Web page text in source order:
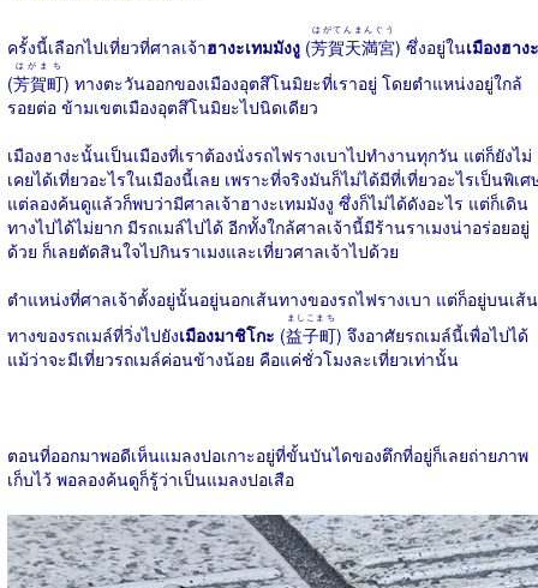
ครั้งนี้เลือกไปเที่ยวที่ศาลเจ้าฮางะเทมมังงู (芳賀天満宮
はがてんまんぐう
) ซึ่งอยู่ในเมืองฮางะ
(芳賀町
はがまち
) ทางตะวันออกของเมืองอุตสึโนมิยะที่เราอยู่ โดยตำแหน่งอยู่ใกล้
รอยต่อ ข้ามเขตเมืองอุตสึโนมิยะไปนิดเดียว
เมืองฮางะนั้นเป็นเมืองที่เราต้องนั่งรถไฟรางเบาไปทำงานทุกวัน แต่ก็ยังไม่
เคยได้เที่ยวอะไรในเมืองนี้เลย เพราะที่จริงมันก็ไม่ได้มีที่เที่ยวอะไรเป็นพิเศ
แต่ลองค้นดูแล้วก็พบว่ามีศาลเจ้าฮางะเทมมังงู ซึ่งก็ไม่ได้ดังอะไร แต่ก็เดิน
ทางไปได้ไม่ยาก มีรถเมล์ไปได้ อีกทั้งใกล้ศาลเจ้านี้มีร้านราเมงน่าอร่อยอยู่
ด้วย ก็เลยตัดสินใจไปกินราเมงและเที่ยวศาลเจ้าไปด้วย
ตำแหน่งที่ศาลเจ้าตั้งอยู่นั้นอยู่นอกเส้นทางของรถไฟรางเบา แต่ก็อยู่บนเส้น
ทางของรถเมล์ที่วิ่งไปยังเมืองมาชิโกะ (益子町
ましこまち
) จึงอาศัยรถเมล์นี้เพื่อไปได้
แม้ว่าจะมีเที่ยวรถเมล์ค่อนข้างน้อย คือแค่ชั่วโมงละเที่ยวเท่านั้น
ตอนที่ออกมาพอดีเห็นแมลงปอเกาะอยู่ที่ขั้นบันไดของตึกที่อยู่ก็เลยถ่ายภาพ
เก็บไว้ พอลองค้นดูก็รู้ว่าเป็นแมลงปอเสือ